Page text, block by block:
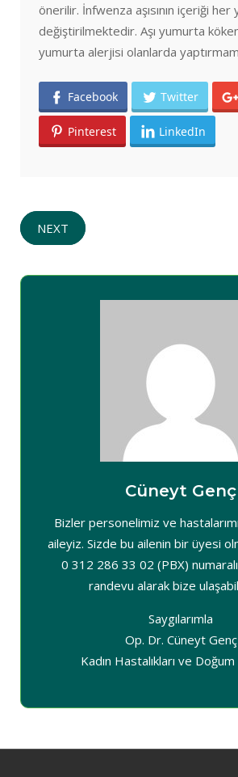
önerilir. İnfwenza aşısının içeriği her
değiştirilmektedir. Aşı yumurta
yumurta alerjisi olanlarda
Facebook Twitter
Pinterest LinkedIn
NEXT
Cüneyt Genç
Bizler personelimiz ve
aileyiz. Sizde bu ailenin bir üyesi
0 312 286 33 02 (PBX)
randevu alarak bize
Saygılarımla
Op. Dr. Cüneyt Genç
Kadın Hastalıkları ve Doğum